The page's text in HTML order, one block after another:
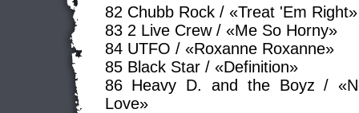
82 Chubb Rock / «Treat 'Em Right»
83 2 Live Crew / «Me So Horny»
84 UTFO / «Roxanne Roxanne»
85 Black Star / «Definition»
86 Heavy D. and the Boyz /
Love»